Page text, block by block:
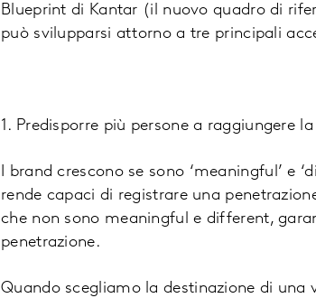
Blueprint di Kantar (il nuovo quadro di
può svilupparsi attorno a tre principali
1. Predisporre più persone a raggiungere
I brand crescono se sono ‘meaningful’ e
rende capaci di registrare una
che non sono meaningful e different,
penetrazione.
Quando scegliamo la destinazione di una